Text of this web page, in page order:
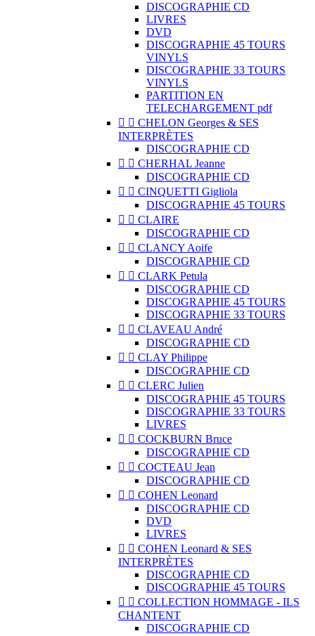
DISCOGRAPHIE CD
LIVRES
DVD
DISCOGRAPHIE 45 TOURS
VINYLS
DISCOGRAPHIE 33 TOURS
VINYLS
PARTITION EN
TELECHARGEMENT pdf
  CHELON Georges & SES
INTERPRÈTES
DISCOGRAPHIE CD
  CHERHAL Jeanne
DISCOGRAPHIE CD
  CINQUETTI Gigliola
DISCOGRAPHIE 45 TOURS
  CLAIRE
DISCOGRAPHIE CD
  CLANCY Aoife
DISCOGRAPHIE CD
  CLARK Petula
DISCOGRAPHIE CD
DISCOGRAPHIE 45 TOURS
DISCOGRAPHIE 33 TOURS
  CLAVEAU André
DISCOGRAPHIE CD
  CLAY Philippe
DISCOGRAPHIE CD
  CLERC Julien
DISCOGRAPHIE 45 TOURS
DISCOGRAPHIE 33 TOURS
LIVRES
  COCKBURN Bruce
DISCOGRAPHIE CD
  COCTEAU Jean
DISCOGRAPHIE CD
  COHEN Leonard
DISCOGRAPHIE CD
DVD
LIVRES
  COHEN Leonard & SES
INTERPRÈTES
DISCOGRAPHIE CD
DISCOGRAPHIE 45 TOURS
  COLLECTION HOMMAGE - ILS
CHANTENT
DISCOGRAPHIE CD